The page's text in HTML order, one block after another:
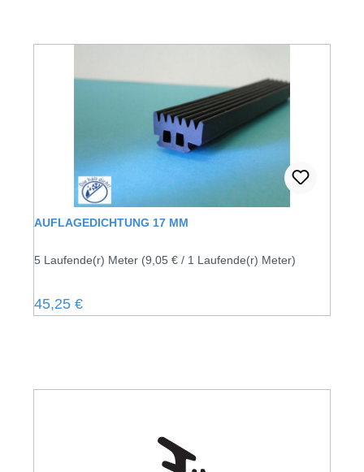
AUFLAGEDICHTUNG 17 MM
5 Laufende(r) Meter (9,05 € / 1 Laufende(r) Meter)
Regulärer Preis:
45,25 €